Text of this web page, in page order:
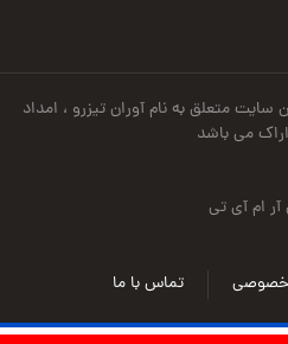
حقوق این سایت متعلق به نام آوران تیزرو ، امداد
می باشد
ام آی تی
تماس با ما خصوصی